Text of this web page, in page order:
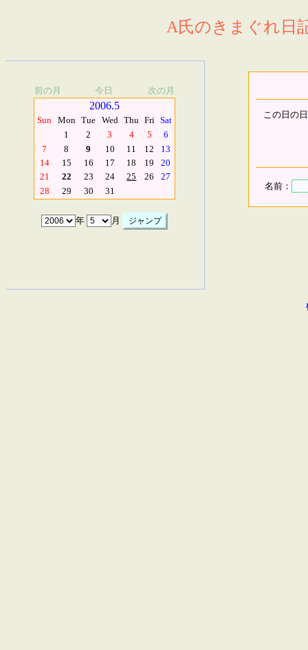
A氏のきまぐれ日
前の月 今日 次の月
2006.5
Sun Mon Tue Wed Thu Fri Sat
1
2 3 4 5
6
7
8 9 10 11 12
13
14
15 16 17 18 19
20
21
22 23 24 25 26
27
28
29 30 31
年 月
この日の
名前：